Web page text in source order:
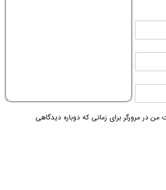
من در مرورگر برای زمانی که دوباره دیدگاهی